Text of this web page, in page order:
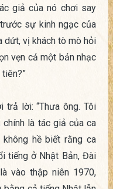
giả của nó chơi say
sự kinh ngạc của
dứt, vị khách tò mò hỏi
vẹn cả một bản nhạc
trả lời: “Thưa ông. Tôi
là tác giả của ca
hề biết rằng ca
tiếng ở Nhật Bản, Đài
vào thập niên 1970,